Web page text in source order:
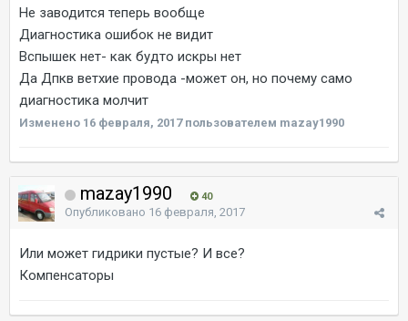
Не заводится теперь вообще
Диагностика ошибок не видит
Вспышек нет- как будто искры нет
Да Дпкв ветхие провода -может он, но почему само
диагностика молчит
Изменено 16 февраля, 2017пользователем mazay1990
mazay1990 40
Опубликовано 16 февраля, 2017
Или может гидрики пустые? И все?
Компенсаторы